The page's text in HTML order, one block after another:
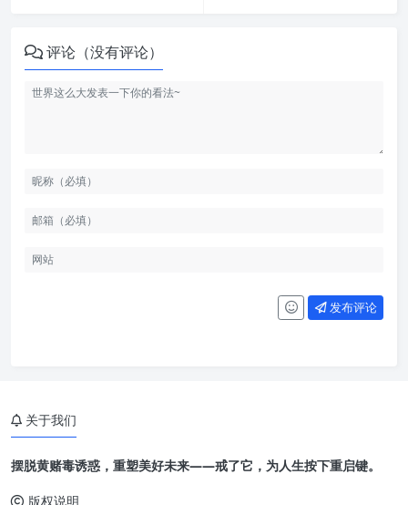
评论（没有评论）
发布评论
关于我们
摆脱黄赌毒诱惑，重塑美好未来——戒了它，为人生按下重启键。
版权说明